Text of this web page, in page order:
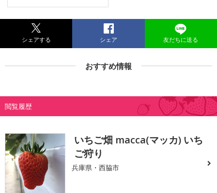
シェアする シェア 友だちに送る
おすすめ情報
閲覧履歴
いちご畑 macca(マッカ) いち
ご狩り
兵庫県・西脇市